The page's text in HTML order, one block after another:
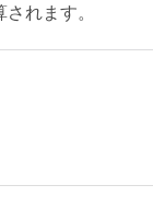
れます。